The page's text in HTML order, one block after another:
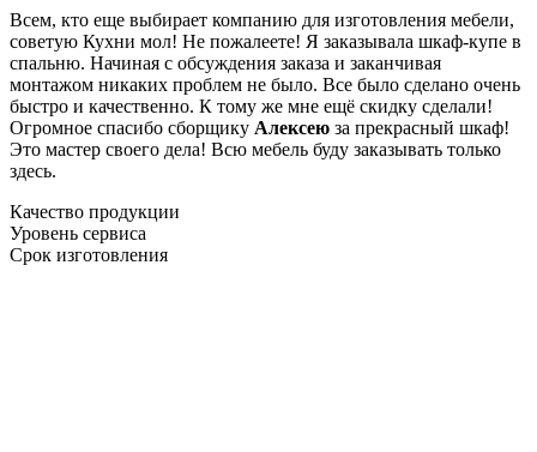
Всем, кто еще выбирает компанию для изготовления мебели,
советую Кухни мол! Не пожалеете! Я заказывала шкаф-купе в
спальню. Начиная с обсуждения заказа и заканчивая
монтажом никаких проблем не было. Все было сделано очень
быстро и качественно. К тому же мне ещё скидку сделали!
Огромное спасибо сборщику Алексею за прекрасный шкаф!
Это мастер своего дела! Всю мебель буду заказывать только
здесь.
Качество продукции
Уровень сервиса
Срок изготовления